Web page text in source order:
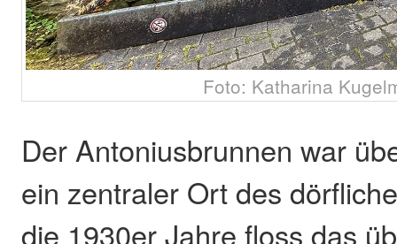
Foto: Katharina
Der Antoniusbrunnen war
ein zentraler Ort des
die 1930er Jahre floss das